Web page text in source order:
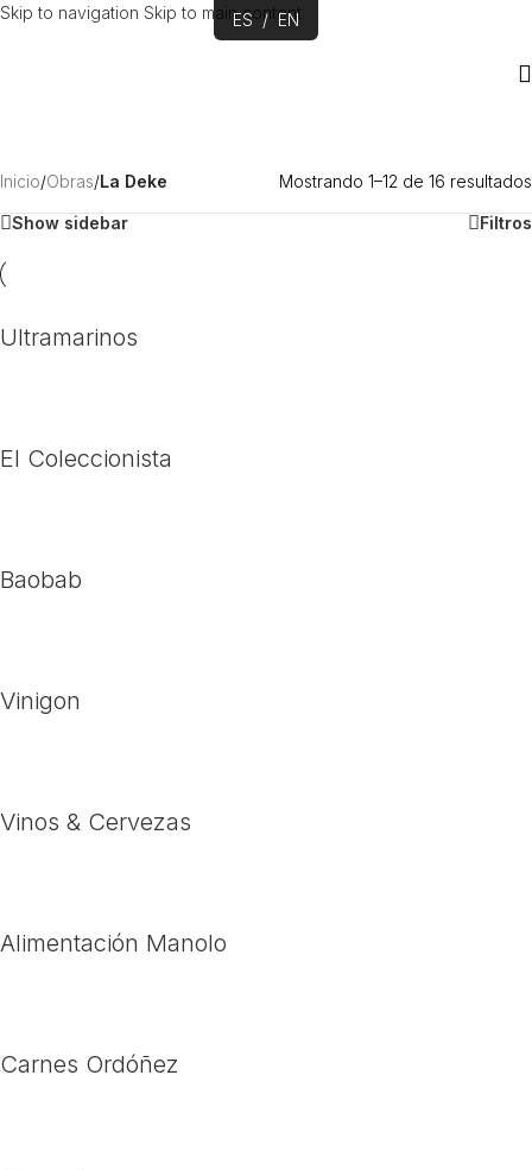
Skip to navigation Skip to main content
Inicio/Obras/La Deke Mostrando 1–12 de 16 resultados
Show sidebar Filtros
Ultramarinos
El Coleccionista
Baobab
Vinigon
Vinos & Cervezas
Alimentación Manolo
Carnes Ordóñez
ES / EN